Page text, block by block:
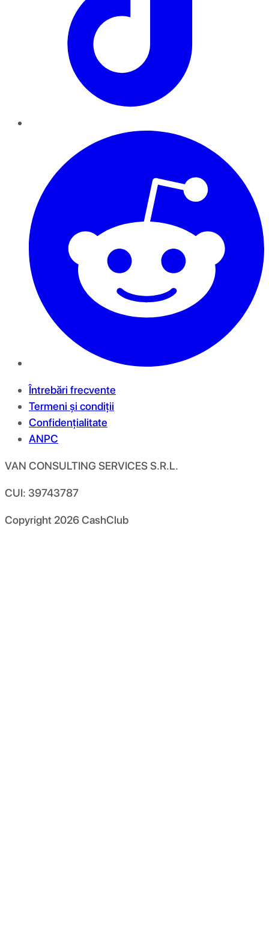
Întrebări frecvente
Termeni și condiții
Confidențialitate
ANPC
VAN CONSULTING SERVICES S.R.L.
CUI: 39743787
Copyright 2026CashClub